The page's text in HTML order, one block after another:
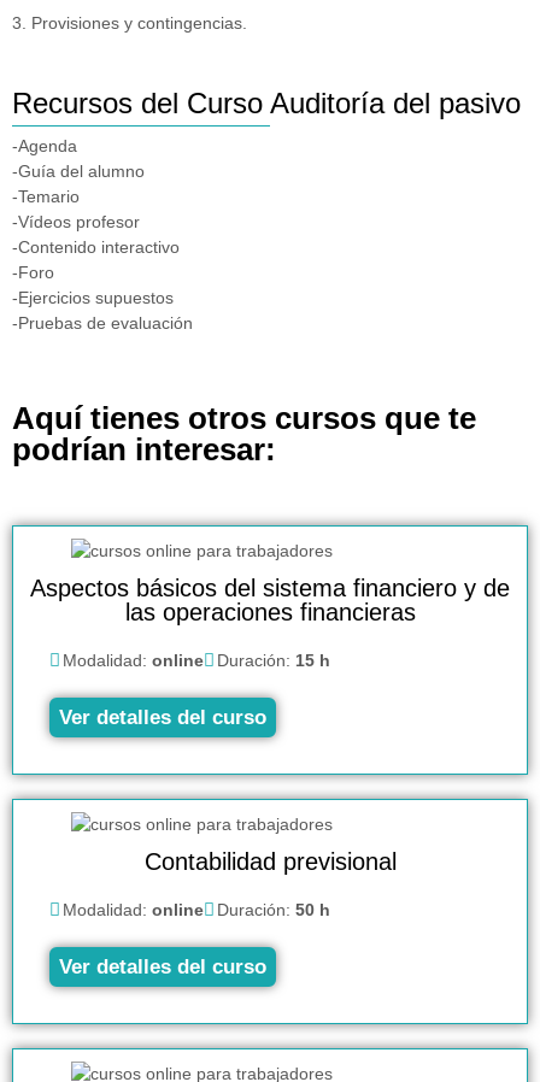
3. Provisiones y contingencias.
Recursos del Curso Auditoría del pasivo
-Agenda
-Guía del alumno
-Temario
-Vídeos profesor
-Contenido interactivo
-Foro
-Ejercicios supuestos
-Pruebas de evaluación
Aquí tienes otros cursos que te
podrían interesar:
Aspectos básicos del sistema financiero y de
las operaciones financieras
Modalidad: online Duración: 15 h
Ver detalles del curso
Contabilidad previsional
Modalidad: online Duración: 50 h
Ver detalles del curso